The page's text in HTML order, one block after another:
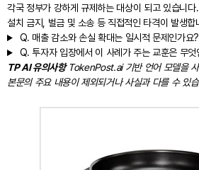
각국 정부가 강하게 규제하는 대상이 되고 있습니다
설치 금지, 벌금 및 소송 등 직접적인 타격이 발생합
Q. 매출 감소와 손실 확대는 일시적 문제인가요?
Q. 투자자 입장에서 이 사례가 주는 교훈은 무엇
TP AI 유의사항TokenPost.ai 기반 언어 모델을 사
본문의 주요 내용이 제외되거나 사실과 다를 수 있